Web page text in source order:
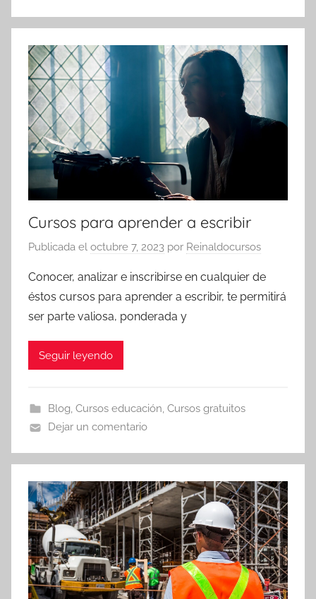
Cursos para aprender a escribir
Publicada el octubre 7, 2023 por Reinaldocursos
Conocer, analizar e inscribirse en cualquier de
éstos cursos para aprender a escribir, te permitirá
ser parte valiosa, ponderada y
Seguir leyendo
Blog, Cursos educación, Cursos gratuitos
Dejar un comentario